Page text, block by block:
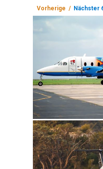
Vorherige / Nächster